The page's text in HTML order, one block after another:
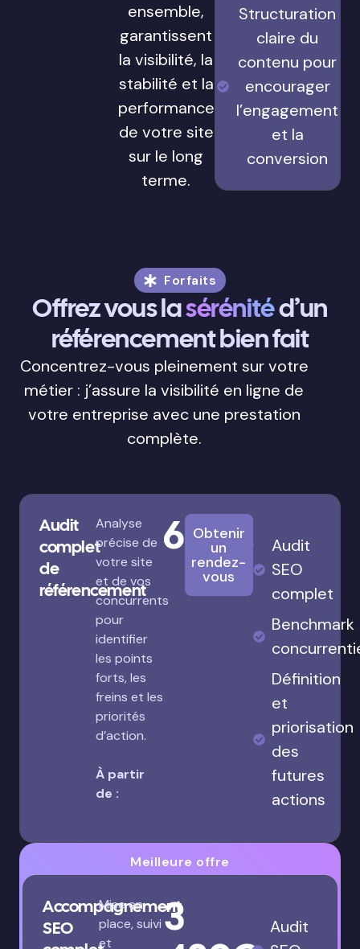
ensemble,
garantissent
la visibilité, la
stabilité et la
performance
de votre site
sur le long
terme.
Structuration
claire du
contenu pour
encourager
l’engagement
et la
conversion
Forfaits
Offrez vous lasérénitéd’un
référencement bien fait
Concentrez-vous pleinement sur votre
métier : j’assure la visibilité en ligne de
votre entreprise avec une prestation
complète.
Audit
complet
de
référencement
Analyse
précise de
votre site
et de vos
concurrents
pour
identifier
les points
forts, les
freins et les
priorités
d’action.
À partir
de :
680€
Obtenir
un
rendez-
vous
Audit
SEO
complet
Benchmark
Définition
et
priorisation
des
futures
actions
Meilleure offre
Accompagnement
SEO
Mise en
place, suivi
et
3
Audit